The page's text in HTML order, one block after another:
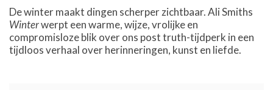
De winter maakt dingen scherper zichtbaar. Ali Smiths
Winterwerpt een warme, wijze, vrolijke en
compromisloze blik over ons post truth-tijdperk in een
tijdloos verhaal over herinneringen, kunst en liefde.